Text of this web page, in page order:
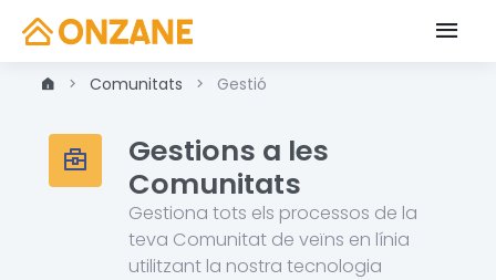
Comunitats Gestió
Gestions a les
Comunitats
Gestiona tots els processos de la
teva Comunitat de veïns en línia
utilitzant la nostra tecnologia